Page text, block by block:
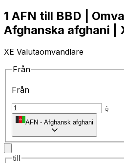
1 AFN till BBD |
Afghanska afghani |
XE Valutaomvandlare
Från
Från
؋
AFN - Afghansk afghani
till